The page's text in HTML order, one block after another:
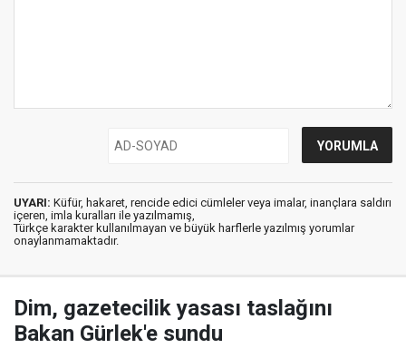
UYARI: Küfür, hakaret, rencide edici cümleler veya imalar, inançlara saldırı
içeren, imla kuralları ile yazılmamış,
Türkçe karakter kullanılmayan ve büyük harflerle yazılmış yorumlar
onaylanmamaktadır.
Dim, gazetecilik yasası taslağını
Bakan Gürlek'e sundu